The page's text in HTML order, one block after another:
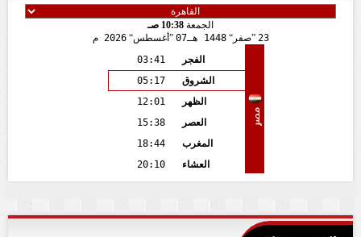
الجمعة 10:38 صـ
23
صفر 1448 هـ 07 أغسطس 2026 م
مصر
الفجر
03:41
الشروق
05:17
الظهر
12:01
العصر
15:38
المغرب
18:44
العشاء
20:10